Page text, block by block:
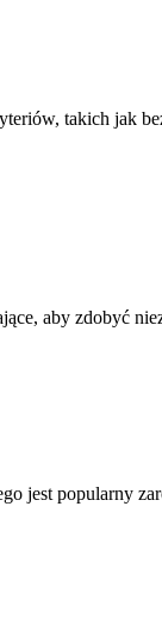
takich jak
aby zdobyć
jest popularny